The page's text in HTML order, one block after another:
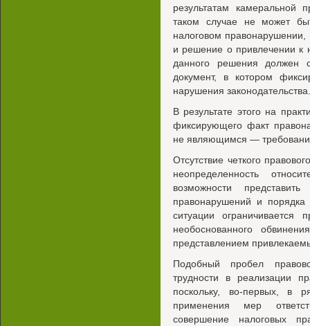
результатам камеральной
таком случае не может
налоговом
и решение о привлечении к
данного решения должен
документ, в котором
нарушения законодательства.
В результате этого на
фиксирующего факт
не являющимся —
Отсутствие четкого
неопределенность
возможности
правонарушений и порядка
ситуации ограничивается
необоснованного
представлением
Подобный пробел
трудности в реализации
поскольку, во-первых, в
применения мер
совершение налоговых